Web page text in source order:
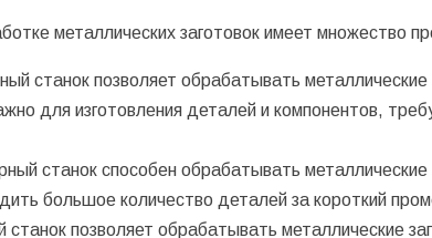
металлических заготовок имеет множество
станок позволяет обрабатывать металлические
для изготовления деталей и компонентов,
станок способен обрабатывать металлические
большое количество деталей за короткий
позволяет обрабатывать металлические